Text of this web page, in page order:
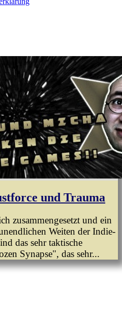
und Trauma
zusammengesetzt und ein
Weiten der Indie-
das sehr taktische
Synapse", das sehr...